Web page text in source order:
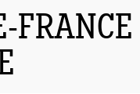
FRANCE